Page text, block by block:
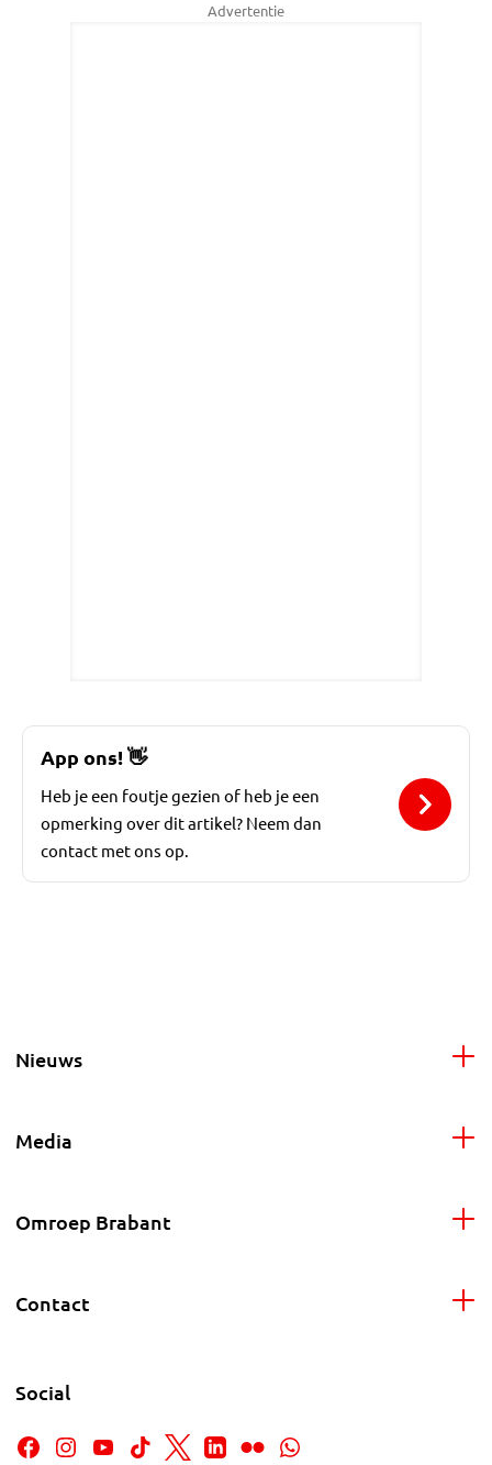
Advertentie
App ons!👋
Heb je een foutje gezien of heb je een
opmerking over dit artikel? Neem dan
contact met ons op.
Nieuws
Media
Omroep Brabant
Contact
Social